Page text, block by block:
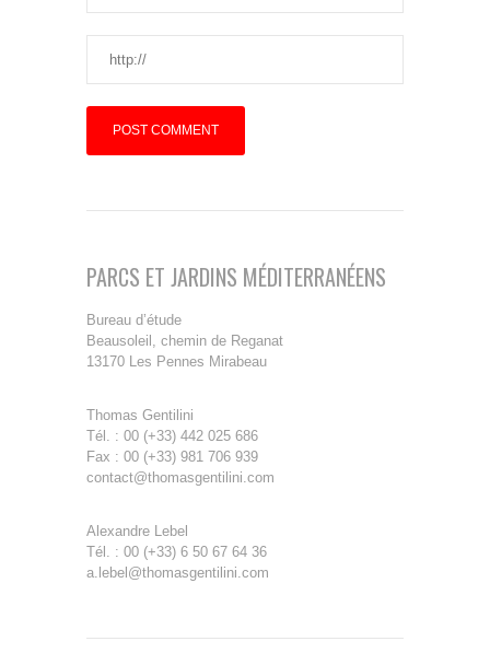
PARCS ET JARDINS MÉDITERRANÉENS
Bureau d’étude
Beausoleil, chemin de Reganat
13170 Les Pennes Mirabeau
Thomas Gentilini
Tél. : 00 (+33) 442 025 686
Fax : 00 (+33) 981 706 939
contact@thomasgentilini.com
Alexandre Lebel
Tél. : 00 (+33) 6 50 67 64 36
a.lebel@thomasgentilini.com